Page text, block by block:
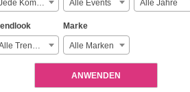
Jede Komplexität Alle Events Alle Jahre
Alle Trendlooks
Marke
Alle Marken
ANWENDEN